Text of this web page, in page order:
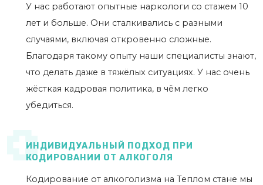
У нас работают опытные наркологи со стажем 10
лет и больше. Они сталкивались с разными
случаями, включая откровенно сложные.
Благодаря такому опыту наши специалисты знают,
что делать даже в тяжёлых ситуациях. У нас очень
жёсткая кадровая политика, в чём легко
убедиться.
ИНДИВИДУАЛЬНЫЙ ПОДХОД ПРИ
КОДИРОВАНИИ ОТ АЛКОГОЛЯ
Кодирование от алкоголизма на Теплом стане мы